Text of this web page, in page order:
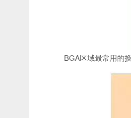
BGA区域最常用的